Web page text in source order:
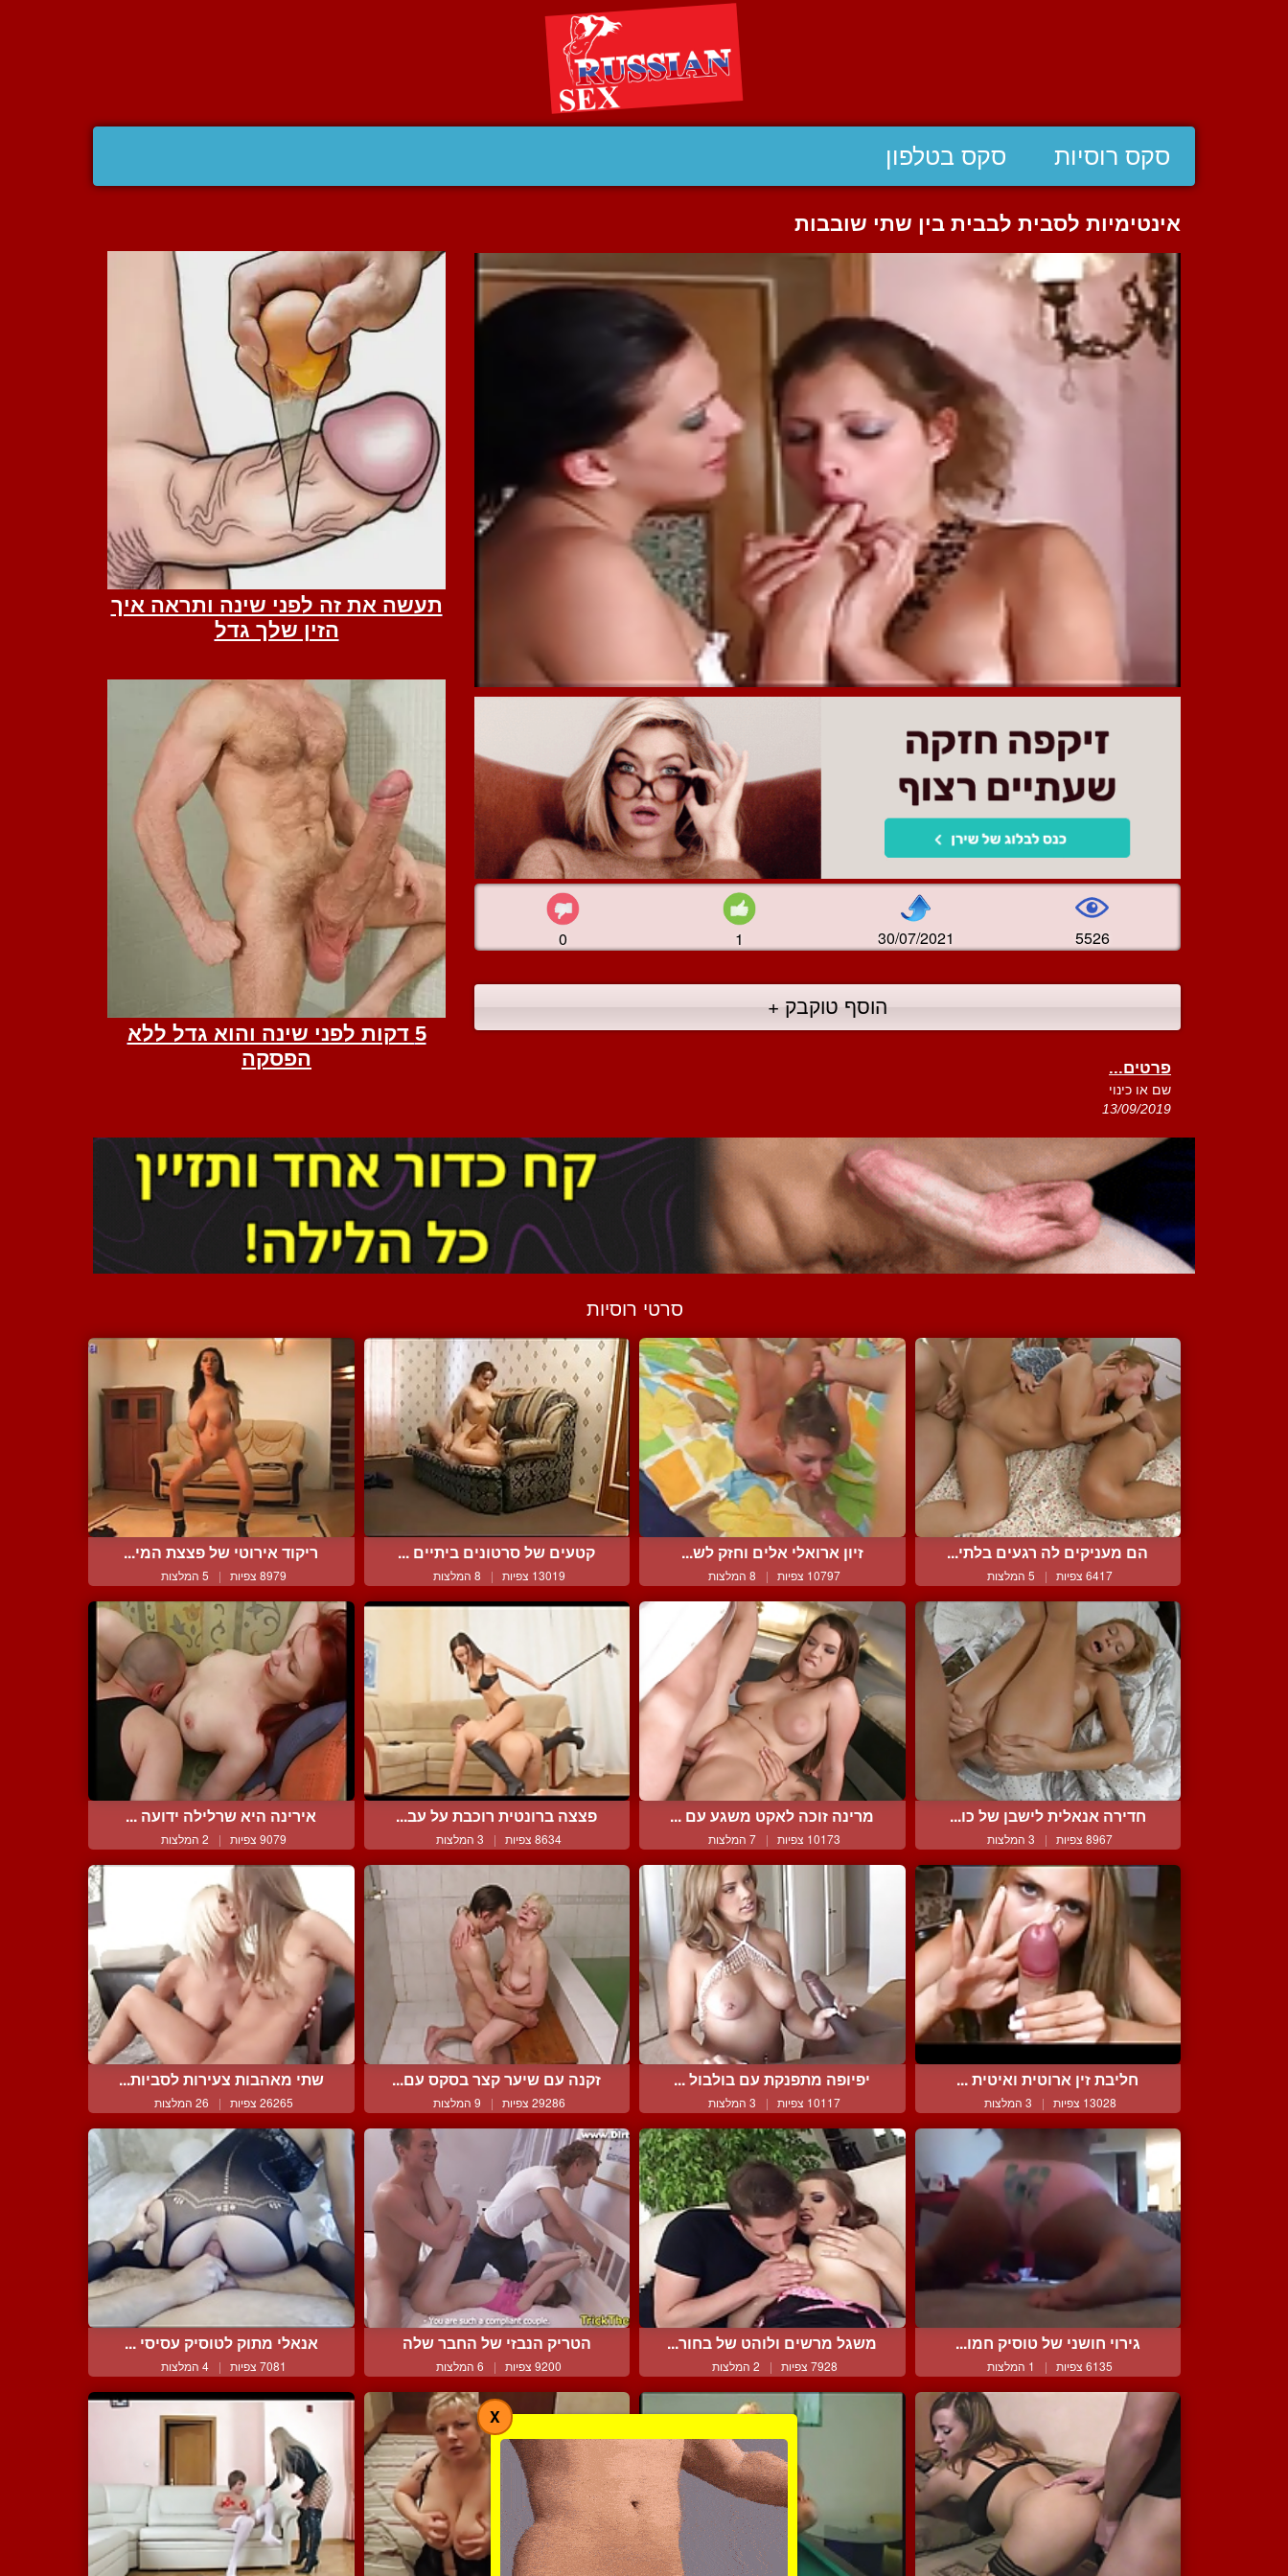
סקס רוסיות סקס בטלפון
אינטימיות לסבית לבבית בין שתי שובבות
0 1 30/07/2021 5526
הוסף טוקבק +
פרטים...
שם או כינוי
13/09/2019
סרטי רוסיות
הם מעניקים לה רגעים בלתי...
6417 צפיות | 5 המלצות
זיון ארואלי אלים וחזק לש...
10797 צפיות | 8 המלצות
קטעים של סרטונים ביתיים ...
13019 צפיות | 8 המלצות
ריקוד אירוטי של פצצת המי...
8979 צפיות | 5 המלצות
חדירה אנאלית לישבן של כו...
8967 צפיות | 3 המלצות
מרינה זוכה לאקט משגע עם ...
10173 צפיות | 7 המלצות
פצצה ברונטית רוכבת על עב...
8634 צפיות | 3 המלצות
אירינה היא שרלילה ידועה ...
9079 צפיות | 2 המלצות
חליבת זין ארוטית ואיטית ...
13028 צפיות | 3 המלצות
יפיופה מתפנקת עם בולבול ...
10117 צפיות | 3 המלצות
זקנה עם שיער קצר בסקס עם...
29286 צפיות | 9 המלצות
שתי מאהבות צעירות לסביות...
26265 צפיות | 26 המלצות
גירוי חושני של טוסיק חמו...
6135 צפיות | 1 המלצות
משגל מרשים ולוהט של בחור...
7928 צפיות | 2 המלצות
הטריק הנבזי של החבר שלה
9200 צפיות | 6 המלצות
אנאלי מתוק לטוסיק עסיסי ...
7081 צפיות | 4 המלצות
X